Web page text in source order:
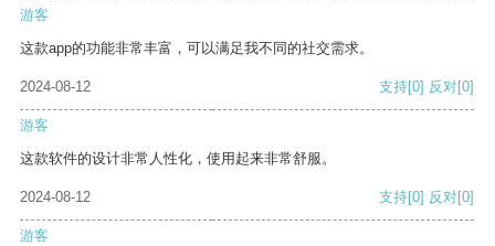
游客
这款app的功能非常丰富，可以满足我不同的社交需求。
2024-08-12 支持[0] 反对[0]
游客
这款软件的设计非常人性化，使用起来非常舒服。
2024-08-12 支持[0] 反对[0]
游客